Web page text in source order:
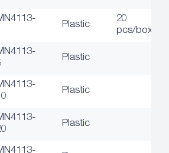
Plastic
20
pcs/box
Plastic
Plastic
Plastic